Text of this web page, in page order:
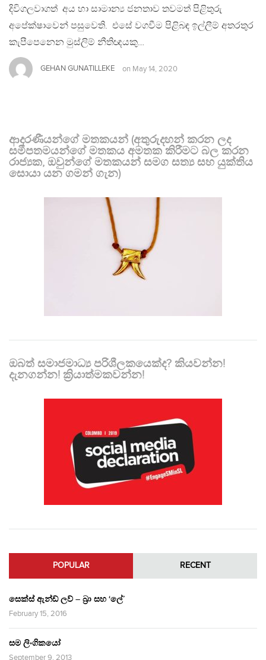
දිවිගලවාගත් අය හා සාමාන්‍ය ජනතාව තවමත් පිළිතුරු
අපේක්ෂාවෙන් පසුවෙති. එසේ වගවීම පිළිබඳ ඉල්ලීම් අතරතුර
කැපීපෙනෙන මුස්ලිම් නීතිඥයකු…
GEHAN GUNATILLEKE on May 14, 2020
ආදරණීයන්ගේ මතකයන් (අතුරුදහන් කරන ලද
සමීපතමයන්ගේ මතකය අමතක කිරීමට බල කරන
රාජ්‍යක, ඔවුන්ගේ මතකයන් සමග සත්‍ය සහ යුක්තිය
සොයා යන ගමන් ගැන)
ඔබත් සමාජමාධ්‍ය පරිශීලකයෙක්ද? කියවන්න!
දැනගන්න! ක්‍රියාත්මකවන්න!
POPULAR RECENT
සෙක්ස් ඇන්ඩ් ලව් – බ්‍රා සහ ‘ලේ’
February 15, 2016
සම ලිංගිකයෝ
September 9, 2013